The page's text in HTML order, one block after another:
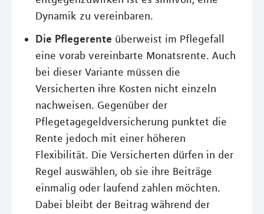
Dynamik zu vereinbaren.
Die Pflegerente überweist im Pflegefall
eine vorab vereinbarte Monatsrente. Auch
bei dieser Variante müssen die
Versicherten ihre Kosten nicht einzeln
nachweisen. Gegenüber der
Pflegetagegeldversicherung punktet die
Rente jedoch mit einer höheren
Flexibilität. Die Versicherten dürfen in der
Regel auswählen, ob sie ihre Beiträge
einmalig oder laufend zahlen möchten.
Dabei bleibt der Beitrag während der